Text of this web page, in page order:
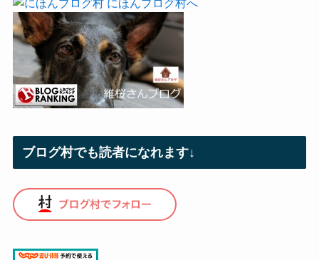
ブログ村でも読者になれます↓